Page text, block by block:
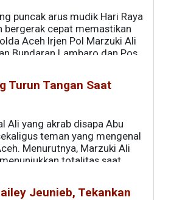
puncak arus mudik Hari Raya
bergerak cepat memastikan
Aceh Irjen Pol Marzuki Ali
Bundaran Lambaro dan Pos
Turun Tangan Saat
Ali yang akrab disapa Abu
teman yang mengenal
Menurutnya, Marzuki Ali
totalitas saat
ke lapangan,
mendapat pertolongan
Jeunieb, Tekankan